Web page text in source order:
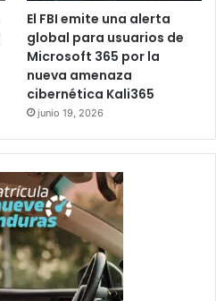
El FBI emite una alerta
global para usuarios de
Microsoft 365 por la
nueva amenaza
cibernética Kali365
junio 19, 2026